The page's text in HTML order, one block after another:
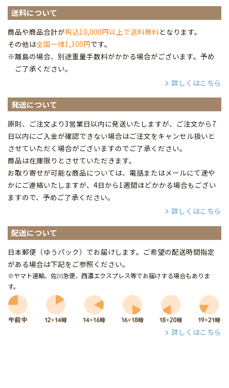
送料について
商品や商品合計が税込10,000円以上で送料無料となります。
その他は全国一律1,300円です。
※離島の場合、別途重量手数料がかかる場合がございます。予め
ご了承ください。
詳しくはこちら
発送について
原則、ご注文より3営業日以内に発送いたしますが、ご注文から7
日以内にご入金が確認できない場合はご注文をキャンセル扱いと
させていただく場合がございますのでご了承ください。
商品は在庫限りとさせていただきます。
お取り寄せが可能な商品については、電話またはメールにて速や
かにご連絡いたしますが、4日から1週間ほどかかる場合もござい
ますので、予めご了承ください。
詳しくはこちら
配送について
日本郵便（ゆうパック）でお届けします。ご希望の配送時間指定
がある場合は下記をご参照ください。
※ヤマト運輸、佐川急便、西濃エクスプレス等でお届けする場合もありま
す。
詳しくはこちら